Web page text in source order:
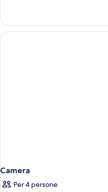
Double
Bed)
Double
Room
(1
Camera
Per 4 persone